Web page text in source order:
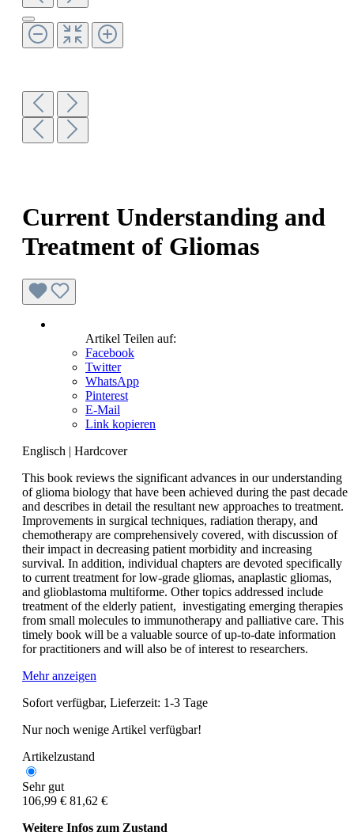
Current Understanding and
Treatment of Gliomas
Artikel Teilen auf:
Facebook
Twitter
WhatsApp
Pinterest
E-Mail
Link kopieren
Englisch | Hardcover
This book reviews the significant advances in our understanding
of glioma biology that have been achieved during the past decade
and describes in detail the resultant new approaches to treatment.
Improvements in surgical techniques, radiation therapy, and
chemotherapy are comprehensively covered, with discussion of
their impact in decreasing patient morbidity and increasing
survival. In addition, individual chapters are devoted specifically
to current treatment for low-grade gliomas, anaplastic gliomas,
and glioblastoma multiforme. Other topics addressed include
treatment of the elderly patient, investigating emerging therapies
from small molecules to immunotherapy and palliative care. This
timely book will be a valuable source of up-to-date information
for practitioners and will also be of interest to researchers.
Mehr anzeigen
Sofort verfügbar, Lieferzeit: 1-3 Tage
Nur noch wenige Artikel verfügbar!
Artikelzustand
Sehr gut
106,99 € 81,62 €
Weitere Infos zum Zustand